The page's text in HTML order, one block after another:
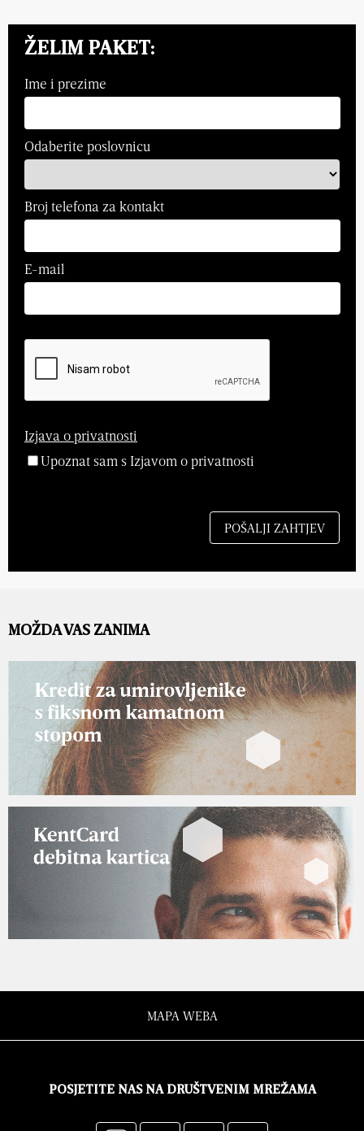
ŽELIM PAKET:
Ime i prezime
Odaberite poslovnicu
Broj telefona za kontakt
E-mail
Izjava o privatnosti
Upoznat sam s Izjavom o privatnosti
MOŽDA VAS ZANIMA
MAPA WEBA
POSJETITE NAS NA DRUŠTVENIM MREŽAMA